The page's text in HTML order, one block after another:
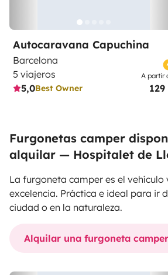
Autocaravana Capuchina
Barcelona
5 viajeros
5,0Best Owner
A partir
129
Furgonetas camper
alquilar — Hospitalet de
La furgoneta camper es el
excelencia. Práctica e ideal para ir
ciudad o en la naturaleza.
Alquilar una furgoneta camper